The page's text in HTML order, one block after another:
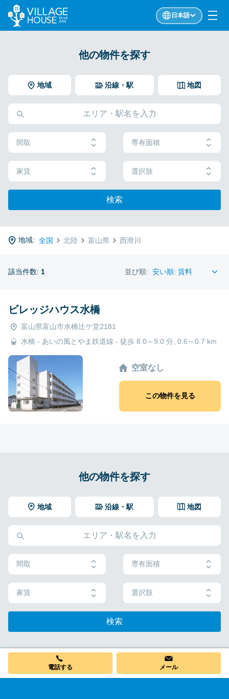
日本語
他の物件を探す
地域 地図
沿線・駅
間取 専有面積
家賃 選択肢
検索
地域: 全国 北陸 富山県 西滑川
該当件数: 1 並び順:
ビレッジハウス水橋
富山県富山市水橋辻ケ堂2181
水橋 - あいの風とやま鉄道線 - 徒歩 8.0～9.0 分, 0.6～0.7 km
空室なし
この物件を見る
他の物件を探す
地域 地図
沿線・駅
間取 専有面積
家賃 選択肢
検索
電話する メール